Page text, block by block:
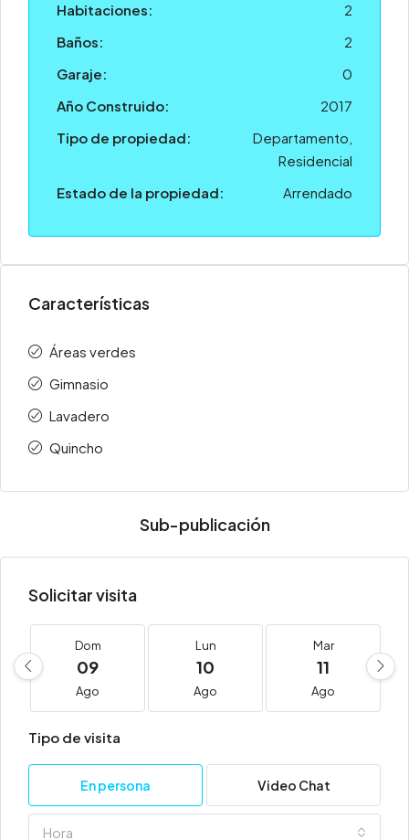
Habitaciones:
2
Baños:
2
Garaje:
0
Año Construido:
2017
Tipo de propiedad:
Departamento,
Residencial
Estado de la propiedad:
Arrendado
Características
Áreas verdes
Gimnasio
Lavadero
Quincho
Sub-publicación
Solicitar visita
Dom
09
Ago
Lun
10
Ago
Mar
11
Ago
Tipo de visita
En persona Video Chat
Hora